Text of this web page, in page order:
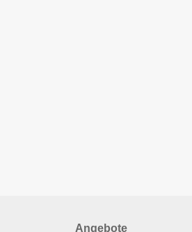
Angebote